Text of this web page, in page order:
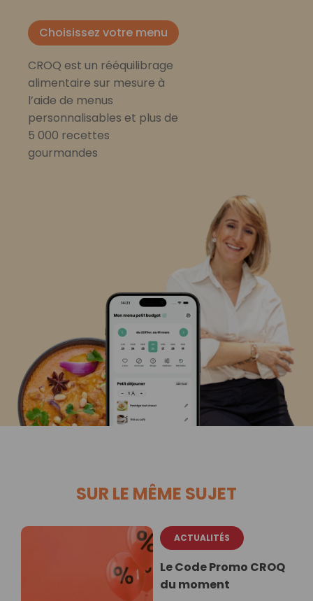
Choisissez votre menu
CROQ est un rééquilibrage
alimentaire sur mesure à
l’aide de menus
personnalisables et plus de
5 000 recettes
gourmandes
SUR LE MÊME SUJET
ACTUALITÉS
Le Code Promo CROQ
du moment